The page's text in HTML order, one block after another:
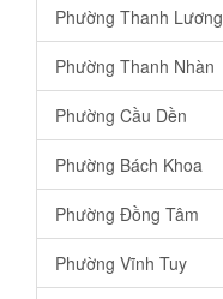
Phường Thanh Lương
Phường Thanh Nhàn
Phường Cầu Dền
Phường Bách Khoa
Phường Đồng Tâm
Phường Vĩnh Tuy